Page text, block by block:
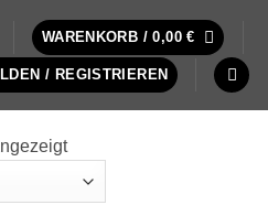
WARENKORB /0,00€
/ REGISTRIEREN